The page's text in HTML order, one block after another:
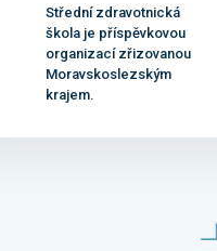
Střední zdravotnická
škola je příspěvkovou
organizací zřizovanou
Moravskoslezským
krajem.